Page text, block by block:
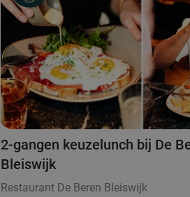
2-gangen keuzelunch bij De
Bleiswijk
Restaurant De Beren Bleiswijk